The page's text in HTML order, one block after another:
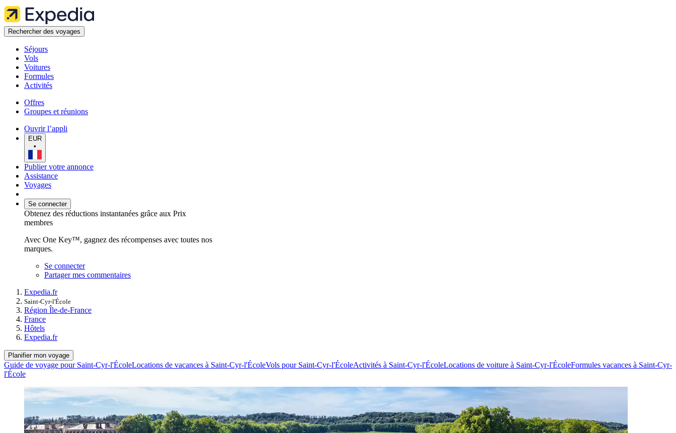
Rechercher des voyages
Séjours
Vols
Voitures
Formules
Activités
Offres
Groupes et réunions
Ouvrir l’appli
EUR
•
Publier votre annonce
Assistance
Voyages
Se connecter
Obtenez des réductions instantanées grâce aux Prix
membres
Avec One Key™, gagnez des récompenses avec toutes nos
marques.
Se connecter
Partager mes commentaires
Expedia.fr
Saint-Cyr-l'École
Région Île-de-France
France
Hôtels
Expedia.fr
Planifier mon voyage
Guide de voyage pour Saint-Cyr-l'ÉcoleLocations de vacances à Saint-Cyr-l'ÉcoleVols pour Saint-Cyr-l'ÉcoleActivités à Saint-Cyr-l'ÉcoleLocations de voiture à Saint-Cyr-l'ÉcoleFormules vacances à Saint-Cyr-
l'École